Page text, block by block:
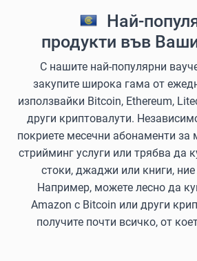
Най-
продукти във
С нашите най-популярни
закупите широка гама от
използвайки Bitcoin, Ethereum,
други криптовалути.
покриете месечни абонаменти за
стрийминг услуги или трябва да
стоки, джаджи или книги,
Например, можете лесно да
Amazon с Bitcoin или други
получите почти всичко, от